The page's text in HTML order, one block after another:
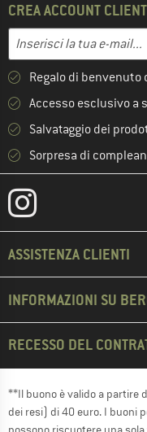
CREA ACCOUNT
Indirizzo e-mail
Inserisci qui il tuo
Regalo di
Accesso esclusivo a
Salvataggio dei
Sorpresa di
ASSISTENZA CLIENTI
INFORMAZIONI SU
RECESSO DEL
**Il buono è valido a partire
dei resi) di 40 euro. I buoni